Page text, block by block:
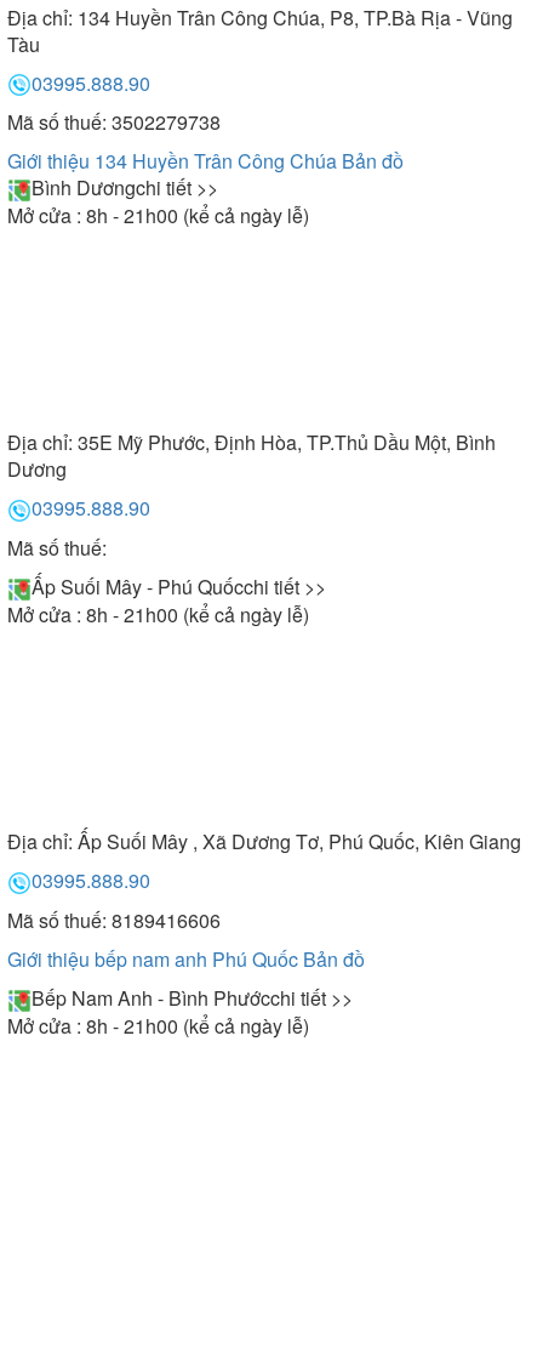
Địa chỉ: 134 Huyền Trân Công Chúa, P8, TP.Bà Rịa - Vũng
Tàu
03995.888.90
Mã số thuế: 3502279738
Giới thiệu 134 Huyền Trân Công Chúa Bản đồ
Bình Dươngchi tiết >>
Mở cửa : 8h - 21h00 (kể cả ngày lễ)
Địa chỉ: 35E Mỹ Phước, Định Hòa, TP.Thủ Dầu Một, Bình
Dương
03995.888.90
Mã số thuế:
Ấp Suối Mây - Phú Quốcchi tiết >>
Mở cửa : 8h - 21h00 (kể cả ngày lễ)
Địa chỉ: Ấp Suối Mây , Xã Dương Tơ, Phú Quốc, Kiên Giang
03995.888.90
Mã số thuế: 8189416606
Giới thiệu bếp nam anh Phú Quốc Bản đồ
Bếp Nam Anh - Bình Phướcchi tiết >>
Mở cửa : 8h - 21h00 (kể cả ngày lễ)